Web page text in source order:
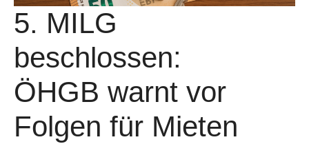
5. MILG
beschlossen:
ÖHGB warnt vor
Folgen für Mieten